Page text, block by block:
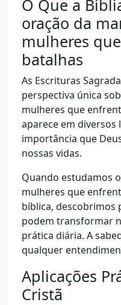
O Que a
oração da
mulheres
batalhas
As Escrituras
perspectiva única
mulheres que
aparece em diversos
importância que
nossas vidas.
Quando estudamos
mulheres que
bíblica, descobrimos
podem transformar
prática diária. A
qualquer
Aplicações
Cristã